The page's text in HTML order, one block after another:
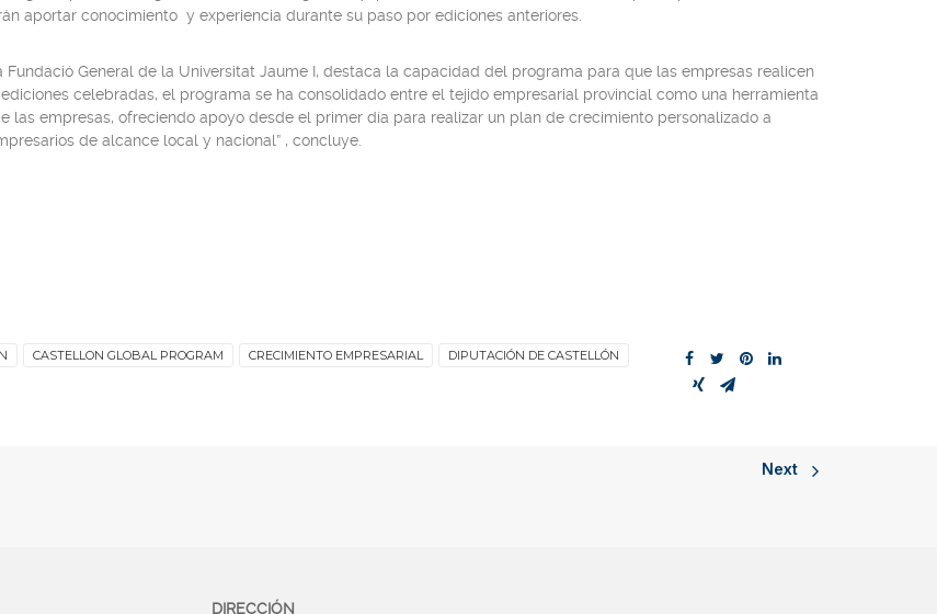
aportar conocimiento y experiencia durante su paso por ediciones anteriores.
General de la Universitat Jaume I, destaca la capacidad del programa para que las empresas realicen
celebradas, el programa se ha consolidado entre el tejido empresarial provincial como una herramienta
las empresas, ofreciendo apoyo desde el primer día para realizar un plan de crecimiento personalizado a
de alcance local y nacional” , concluye.
CASTELLON GLOBAL PROGRAM CRECIMIENTO EMPRESARIAL DIPUTACIÓN DE CASTELLÓN
Next
DIRECCIÓN